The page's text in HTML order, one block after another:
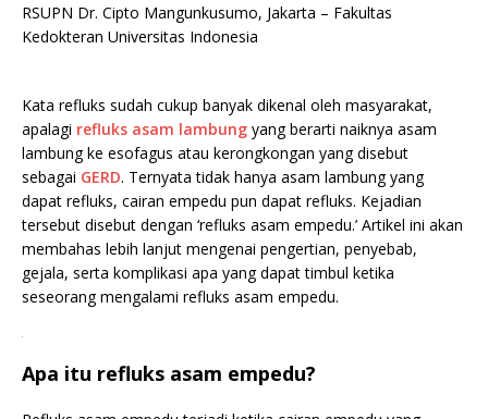
RSUPN Dr. Cipto Mangunkusumo, Jakarta – Fakultas
Kedokteran Universitas Indonesia
Kata refluks sudah cukup banyak dikenal oleh masyarakat,
apalagi refluks asam lambung yang berarti naiknya asam
lambung ke esofagus atau kerongkongan yang disebut
sebagai GERD. Ternyata tidak hanya asam lambung yang
dapat refluks, cairan empedu pun dapat refluks. Kejadian
tersebut disebut dengan ‘refluks asam empedu.’ Artikel ini akan
membahas lebih lanjut mengenai pengertian, penyebab,
gejala, serta komplikasi apa yang dapat timbul ketika
seseorang mengalami refluks asam empedu.
Apa itu refluks asam empedu?